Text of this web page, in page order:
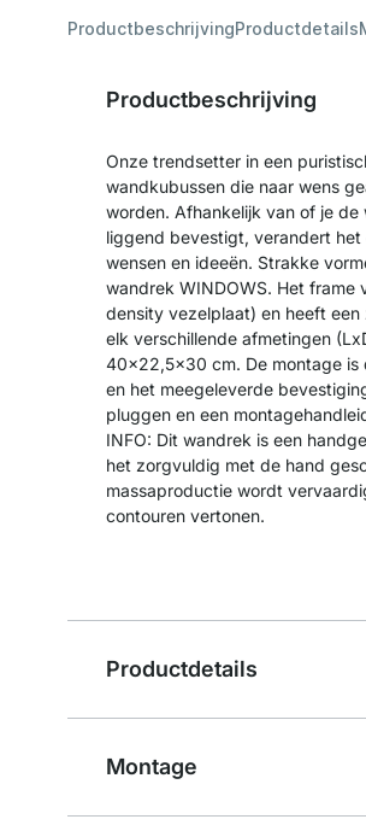
ProductbeschrijvingProductdetails
Productbeschrijving
Onze trendsetter in een
wandkubussen die naar wens
worden. Afhankelijk van of je
liggend bevestigt, verandert
wensen en ideeën. Strakke
wandrek WINDOWS. Het
density vezelplaat) en heeft
elk verschillende afmetingen
40x22,5x30 cm. De montage is
en het meegeleverde
pluggen en een
INFO: Dit wandrek is een
het zorgvuldig met de hand
massaproductie wordt
contouren vertonen.
Productdetails
Montage